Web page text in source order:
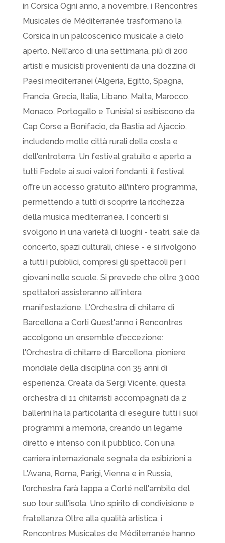
in Corsica Ogni anno, a novembre, i Rencontres
Musicales de Méditerranée trasformano la
Corsica in un palcoscenico musicale a cielo
aperto. Nell'arco di una settimana, più di 200
artisti e musicisti provenienti da una dozzina di
Paesi mediterranei (Algeria, Egitto, Spagna,
Francia, Grecia, Italia, Libano, Malta, Marocco,
Monaco, Portogallo e Tunisia) si esibiscono da
Cap Corse a Bonifacio, da Bastia ad Ajaccio,
includendo molte città rurali della costa e
dell'entroterra. Un festival gratuito e aperto a
tutti Fedele ai suoi valori fondanti, il festival
offre un accesso gratuito all'intero programma,
permettendo a tutti di scoprire la ricchezza
della musica mediterranea. I concerti si
svolgono in una varietà di luoghi - teatri, sale da
concerto, spazi culturali, chiese - e si rivolgono
a tutti i pubblici, compresi gli spettacoli per i
giovani nelle scuole. Si prevede che oltre 3.000
spettatori assisteranno all'intera
manifestazione. L'Orchestra di chitarre di
Barcellona a Corti Quest'anno i Rencontres
accolgono un ensemble d'eccezione:
l'Orchestra di chitarre di Barcellona, pioniere
mondiale della disciplina con 35 anni di
esperienza. Creata da Sergi Vicente, questa
orchestra di 11 chitarristi accompagnati da 2
ballerini ha la particolarità di eseguire tutti i suoi
programmi a memoria, creando un legame
diretto e intenso con il pubblico. Con una
carriera internazionale segnata da esibizioni a
L'Avana, Roma, Parigi, Vienna e in Russia,
l'orchestra farà tappa a Corté nell'ambito del
suo tour sull'isola. Uno spirito di condivisione e
fratellanza Oltre alla qualità artistica, i
Rencontres Musicales de Méditerranée hanno